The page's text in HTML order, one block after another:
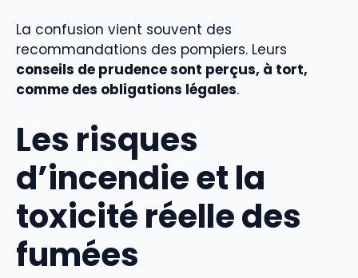
La confusion vient souvent des
recommandations des pompiers. Leurs
conseils de prudence sont perçus, à tort,
comme des obligations légales.
Les risques
d’incendie et la
toxicité réelle des
fumées